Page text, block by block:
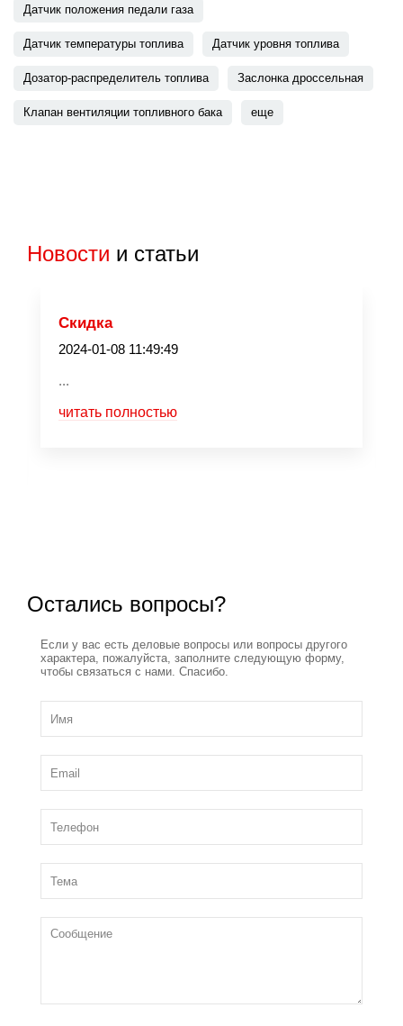
Датчик положения педали газа
Датчик температуры топлива Датчик уровня топлива
Дозатор-распределитель топлива Заслонка дроссельная
Клапан вентиляции топливного бака еще
Новости и статьи
Скидка
2024-01-08 11:49:49
...
читать полностью
Остались вопросы?
Если у вас есть деловые вопросы или вопросы другого
характера, пожалуйста, заполните следующую форму,
чтобы связаться с нами. Спасибо.